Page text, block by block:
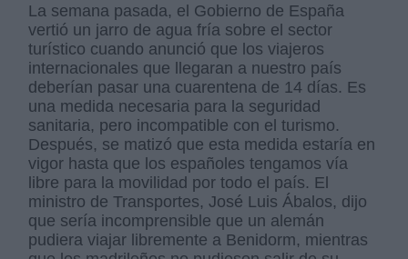
La semana pasada, el Gobierno de España
vertió un jarro de agua fría sobre el sector
turístico cuando anunció que los viajeros
internacionales que llegaran a nuestro país
deberían pasar una cuarentena de 14 días. Es
una medida necesaria para la seguridad
sanitaria, pero incompatible con el turismo.
Después, se matizó que esta medida estaría en
vigor hasta que los españoles tengamos vía
libre para la movilidad por todo el país. El
ministro de Transportes, José Luis Ábalos, dijo
que sería incomprensible que un alemán
pudiera viajar libremente a Benidorm, mientras